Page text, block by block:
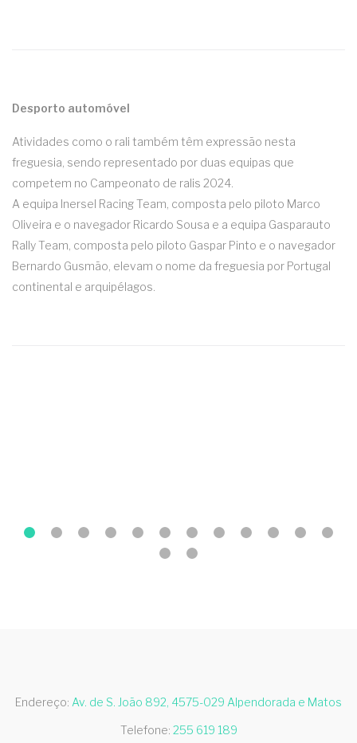
Desporto automóvel
Atividades como o rali também têm expressão nesta
freguesia, sendo representado por duas equipas que
competem no Campeonato de ralis 2024.
A equipa Inersel Racing Team, composta pelo piloto Marco
Oliveira e o navegador Ricardo Sousa e a equipa Gasparauto
Rally Team, composta pelo piloto Gaspar Pinto e o navegador
Bernardo Gusmão, elevam o nome da freguesia por Portugal
continental e arquipélagos.
Endereço: Av. de S. João 892, 4575-029 Alpendorada e Matos
Telefone: 255 619 189